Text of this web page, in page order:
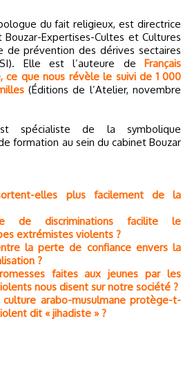
du fait religieux, est directrice
Expertises-Cultes et Cultures
de prévention des dérives sectaires
Elle est l’auteure de Français
ce que nous révèle le suivi de 1 000
(Éditions de l’Atelier, novembre
spécialiste de la symbolique
formation au sein du cabinet Bouzar
elles plus facilement de la
de discriminations facilite le
extrémistes violents ?
la perte de confiance envers la
?
faites aux jeunes par les
nous disent sur notre société ?
culture arabo-musulmane protège-t-
dit « jihadiste » ?